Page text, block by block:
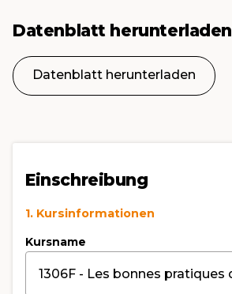
Datenblatt herunterladen
Datenblatt herunterladen
Einschreibung
1. Kursinformationen
Kursname